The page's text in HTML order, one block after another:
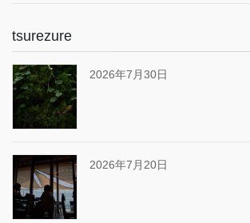
tsurezure
2026年7月30日
2026年7月20日